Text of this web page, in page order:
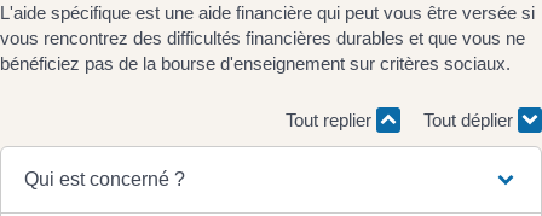
L'aide spécifique est une aide financière qui peut vous être versée si
vous rencontrez des difficultés financières durables et que vous ne
bénéficiez pas de la bourse d'enseignement sur critères sociaux.
Tout replier Tout déplier
Qui est concerné ?